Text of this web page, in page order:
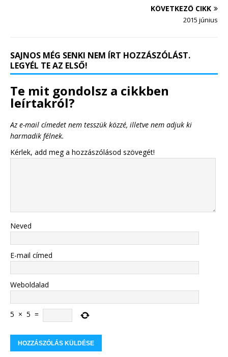
KÖVETKEZŐ CIKK
2015 június
SAJNOS MÉG SENKI NEM ÍRT HOZZÁSZÓLÁST.
LEGYÉL TE AZ ELSŐ!
Te mit gondolsz a cikkben
leírtakról?
Az e-mail címedet nem tesszük közzé, illetve nem adjuk ki
harmadik félnek.
Kérlek, add meg a hozzászólásod szövegét!
Neved
E-mail címed
Weboldalad
5 × 5 =